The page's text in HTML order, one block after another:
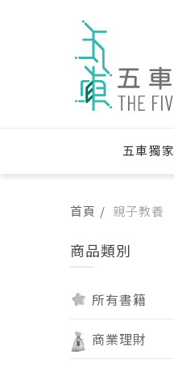
五車獨家
首頁 親子教養
商品類別
所有書籍
商業理財